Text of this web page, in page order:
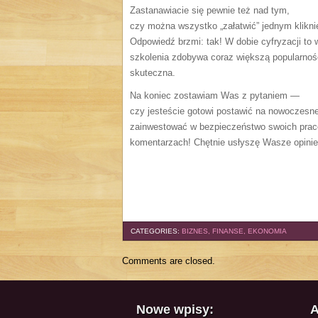
Zastanawiacie się pewnie też nad tym,
czy można wszystko „załatwić” jednym
Odpowiedź brzmi: tak! W dobie cyfryzacji to
szkolenia zdobywa coraz większą
skuteczna.
Na koniec zostawiam Was z pytaniem —
czy jesteście gotowi postawić na
zainwestować w bezpieczeństwo swoich
komentarzach! Chętnie usłyszę Wasze
CATEGORIES: BIZNES, FINANSE, EKONOMIA
Comments are closed.
Nowe wpisy: